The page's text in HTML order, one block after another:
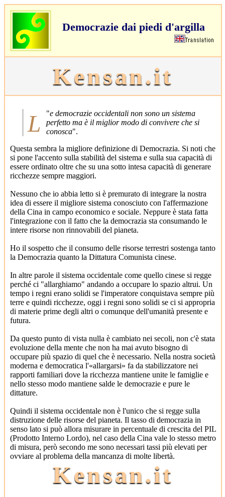
Democrazie dai piedi d'argilla
Kensan.it
"
Le democrazie occidentali non sono un sistema
perfetto ma è il miglior modo di convivere che si
conosca".
Questa sembra la migliore definizione di Democrazia. Si noti che
si pone l'accento sulla stabilità del sistema e sulla sua capacità di
essere ordinato oltre che su una sotto intesa capacità di generare
ricchezze sempre maggiori.
Nessuno che io abbia letto si è premurato di integrare la nostra
idea di essere il migliore sistema conosciuto con l'affermazione
della Cina in campo economico e sociale. Neppure è stata fatta
l'integrazione con il fatto che la democrazia sta consumando le
intere risorse non rinnovabili del pianeta.
Ho il sospetto che il consumo delle risorse terrestri sostenga tanto
la Democrazia quanto la Dittatura Comunista cinese.
In altre parole il sistema occidentale come quello cinese si regge
perché ci "allarghiamo" andando a occupare lo spazio altrui. Un
tempo i regni erano solidi se l'imperatore conquistava sempre più
terre e quindi ricchezze, oggi i regni sono solidi se ci si appropria
di materie prime degli altri o comunque dell'umanità presente e
futura.
Da questo punto di vista nulla è cambiato nei secoli, non c'è stata
evoluzione della mente che non ha mai avuto bisogno di
occupare più spazio di quel che è necessario. Nella nostra società
moderna e democratica l'«allargarsi» fa da stabilizzatore nei
rapporti familiari dove la ricchezza mantiene unite le famiglie e
nello stesso modo mantiene salde le democrazie e pure le
dittature.
Quindi il sistema occidentale non è l'unico che si regge sulla
distruzione delle risorse del pianeta. Il tasso di democrazia in
senso lato si può allora misurare in percentuale di crescita del PIL
(Prodotto Interno Lordo), nel caso della Cina vale lo stesso metro
di misura, però secondo me sono necessari tassi più elevati per
ovviare al problema della mancanza di molte libertà.
Kensan.it